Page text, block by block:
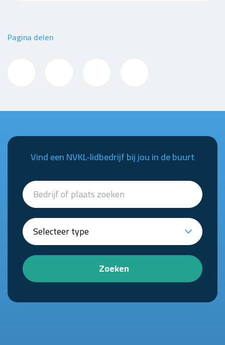
Pagina delen
Vind een NVKL-lidbedrijf bij jou in de buurt
Zoeken